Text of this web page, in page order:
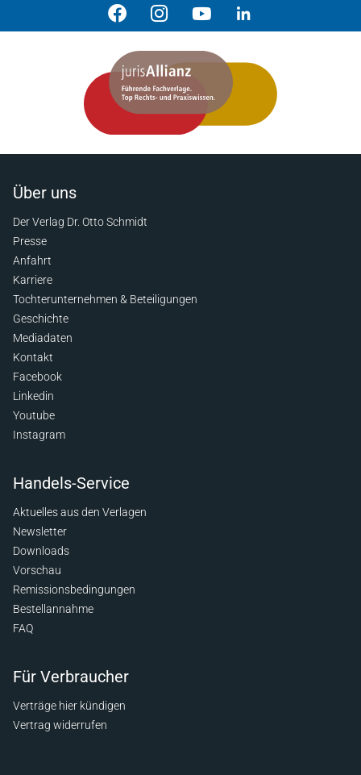
Über uns
Der Verlag Dr. Otto Schmidt
Presse
Anfahrt
Karriere
Tochterunternehmen & Beteiligungen
Geschichte
Mediadaten
Kontakt
Facebook
Linkedin
Youtube
Instagram
Handels-Service
Aktuelles aus den Verlagen
Newsletter
Downloads
Vorschau
Remissionsbedingungen
Bestellannahme
FAQ
Für Verbraucher
Verträge hier kündigen
Vertrag widerrufen